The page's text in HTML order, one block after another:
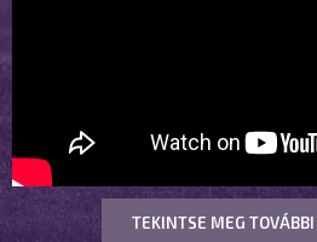
TEKINTSE MEG